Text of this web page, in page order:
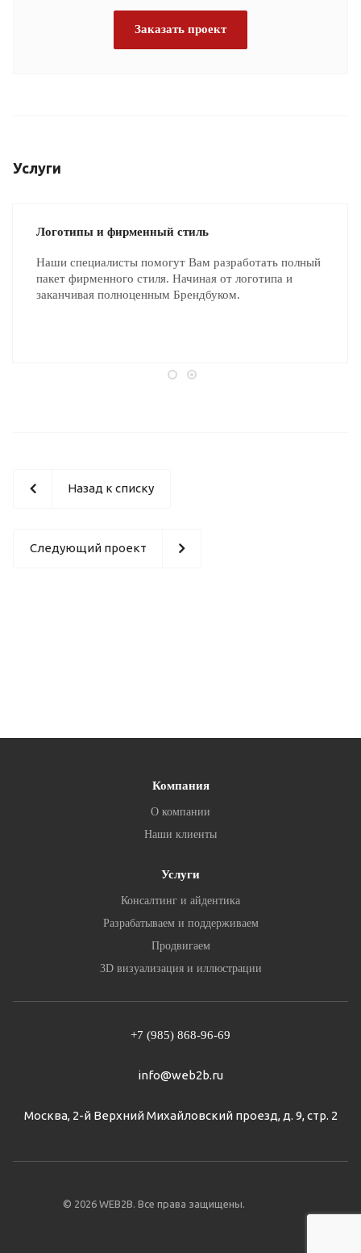
Заказать проект
Услуги
Логотипы и фирменный стиль
Наши специалисты помогут Вам разработать полный
пакет фирменного стиля. Начиная от логотипа и
заканчивая полноценным Брендбуком.
Назад к списку
Следующий проект
Компания
О компании
Наши клиенты
Услуги
Консалтинг и айдентика
Разрабатываем и поддерживаем
Продвигаем
3D визуализация и иллюстрации
+7 (985) 868-96-69
info@web2b.ru
Москва, 2-й Верхний Михайловский проезд, д. 9, стр. 2
© 2026 WEB2B. Все права защищены.